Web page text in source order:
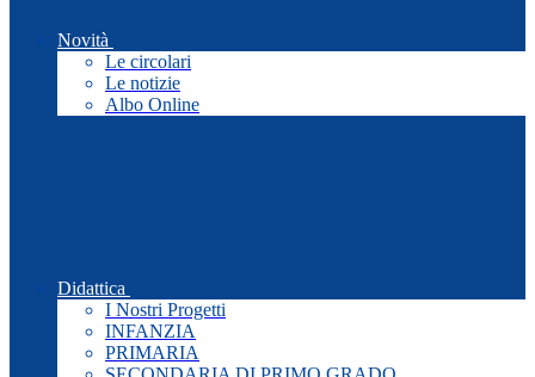
Novità
Le circolari
Le notizie
Albo Online
Didattica
I Nostri Progetti
INFANZIA
PRIMARIA